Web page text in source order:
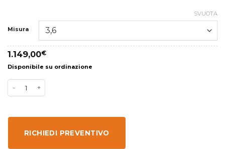
Misura
SVUOTA
1.149,00€
Disponibile su ordinazione
RICHIEDI PREVENTIVO